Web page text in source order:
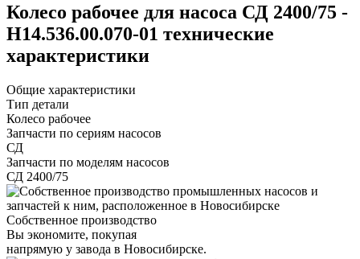
Колесо рабочее для насоса СД 2400/75 -
Н14.536.00.070-01 технические
характеристики
Общие характеристики
Тип детали
Колесо рабочее
Запчасти по сериям насосов
СД
Запчасти по моделям насосов
СД 2400/75
Собственное производство
Вы экономите, покупая
напрямую у завода в Новосибирске.